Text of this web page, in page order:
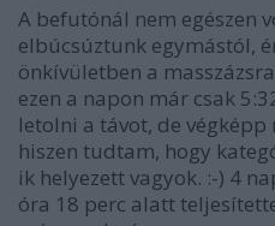
A befutónál nem egészen
elbúcsúztunk egymástól,
önkívületben a
ezen a napon már csak
letolni a távot, de
hiszen tudtam, hogy
ik helyezett vagyok. :-) 4
óra 18 perc alatt